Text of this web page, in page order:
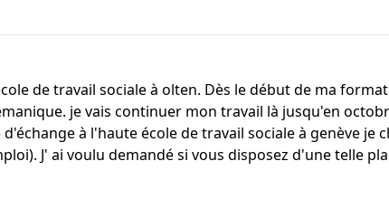
de travail sociale à olten. Dès le début de ma
je vais continuer mon travail là jusqu'en
à l'haute école de travail sociale à genève je
J' ai voulu demandé si vous disposez d'une telle